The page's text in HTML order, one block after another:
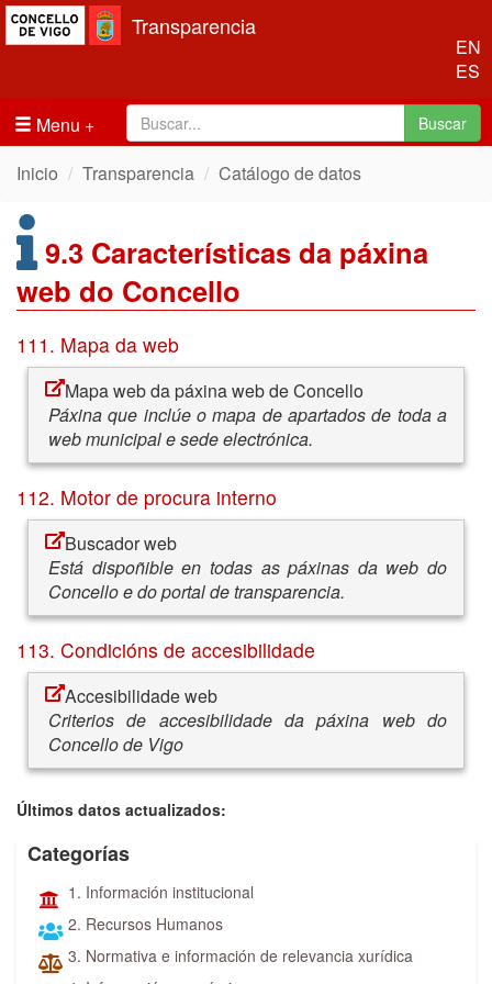
EN
ES
Transparencia
Menu Buscar
Inicio Transparencia Catálogo de datos
9.3 Características da páxina
web do Concello
111. Mapa da web
Mapa web da páxina web de Concello
Páxina que inclúe o mapa de apartados de toda a
web municipal e sede electrónica.
112. Motor de procura interno
Buscador web
Está dispoñible en todas as páxinas da web do
Concello e do portal de transparencia.
113. Condicións de accesibilidade
Accesibilidade web
Criterios de accesibilidade da páxina web do
Concello de Vigo
Últimos datos actualizados:
Categorías
1. Información institucional
2. Recursos Humanos
3. Normativa e información de relevancia xurídica